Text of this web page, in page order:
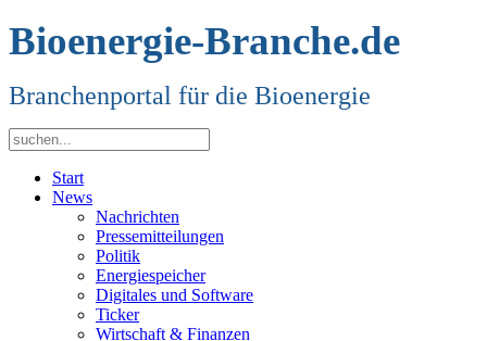
Bioenergie-Branche.de
Branchenportal für die Bioenergie
Start
News
Nachrichten
Pressemitteilungen
Politik
Energiespeicher
Digitales und Software
Ticker
Wirtschaft & Finanzen